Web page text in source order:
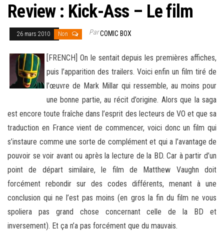
Review : Kick-Ass – Le film
26 mars 2010 Non ParCOMIC BOX
[FRENCH] On le sentait depuis les premières affiches,
puis l’apparition des trailers. Voici enfin un film tiré de
l’œuvre de Mark Millar qui ressemble, au moins pour
une bonne partie, au récit d’origine. Alors que la saga
est encore toute fraîche dans l’esprit des lecteurs de VO et que sa
traduction en France vient de commencer, voici donc un film qui
s’instaure comme une sorte de complément et qui a l’avantage de
pouvoir se voir avant ou après la lecture de la BD. Car à partir d’un
point de départ similaire, le film de Matthew Vaughn doit
forcément rebondir sur des codes différents, menant à une
conclusion qui ne l’est pas moins (en gros la fin du film ne vous
spoliera pas grand chose concernant celle de la BD et
inversement). Et ça n’a pas forcément que du mauvais.